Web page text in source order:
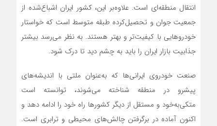
انتقال منطقه‌ای است. علاوه‌بر این، کشور ایران اشباع‌شده از
جمعیت جوان و تحصیل‌کرده‌ طبقه متوسط است که خواستار
خودروهایی با کیفیت‌تر و بهتر هستند. به نظر می‌رسد بیشتر
جذابیت بازار ایران را باید به چشم دید تا درک شود.
صنعت خودروی ایرانی‌ها که به‌عنوان ملتی با اندیشه‌های
پیشرو در منطقه شناخته می‌شوند، توانسته است
متکی‌به‌خود و مستقل از دیگر کشورها راه خود را ادامه دهد و
اکنون آماده در برگرفتن چالش‌های محیطی و ترابری است.